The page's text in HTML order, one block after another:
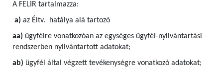
A FELIR tartalmazza:
a) az Éltv. hatálya alá tartozó
aa) ügyfélre vonatkozóan az egységes ügyfél-nyilvántartási
rendszerben nyilvántartott adatokat;
ab) ügyfél által végzett tevékenységre vonatkozó adatokat;